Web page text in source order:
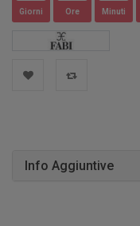
Giorni Ore Minuti
Info Aggiuntive